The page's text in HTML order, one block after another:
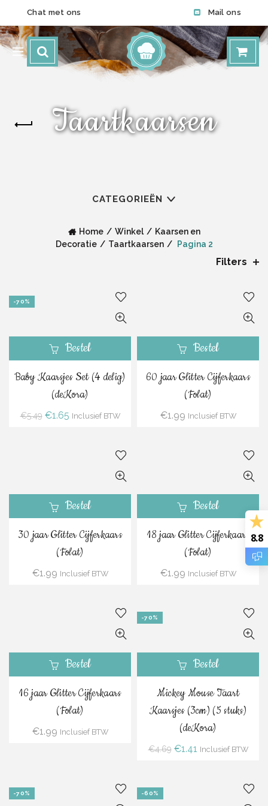
Chat met ons Mail ons
Taartkaarsen
CATEGORIEËN
Home Winkel
Kaarsen en
Decoratie
Taartkaarsen Pagina 2
Filters
-70%
Bestel
Baby Kaarsjes Set (4 delig)
(deKora)
€5.49 Oorspronkelijke
€1.65Huidige
Inclusief BTW
Bestel
60 jaar Glitter Cijferkaars
(Folat)
€1.99 Inclusief BTW
Bestel
30 jaar Glitter Cijferkaars
(Folat)
€1.99 Inclusief BTW
Bestel
18 jaar Glitter Cijferkaars
(Folat)
€1.99 Inclusief BTW
Bestel
16 jaar Glitter Cijferkaars
(Folat)
€1.99 Inclusief BTW
-70%
Bestel
Mickey Mouse Taart
Kaarsjes (3cm) (5 stuks)
(deKora)
€4.69 Oorspronkelijke
€1.41 Huidige
Inclusief BTW
-70% -60%
8.8